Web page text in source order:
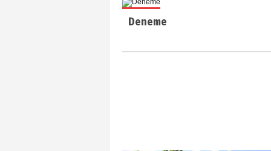
Deneme